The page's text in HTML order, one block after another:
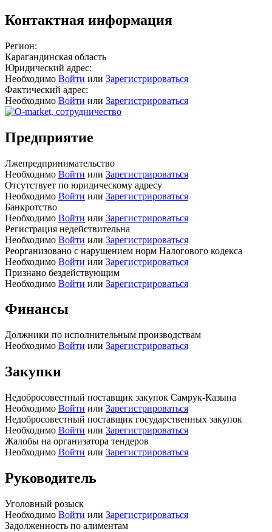
Контактная информация
Регион:
Карагандинская область
Юридический адрес:
Необходимо Войти или Зарегистрироваться
Фактический адрес:
Необходимо Войти или Зарегистрироваться
Предприятие
Лжепредпринимательство
Необходимо Войти или Зарегистрироваться
Отсутствует по юридическому адресу
Необходимо Войти или Зарегистрироваться
Банкротство
Необходимо Войти или Зарегистрироваться
Регистрация недействительна
Необходимо Войти или Зарегистрироваться
Реорганизовано с нарушением норм Налогового кодекса
Необходимо Войти или Зарегистрироваться
Признано бездействующим
Необходимо Войти или Зарегистрироваться
Финансы
Должники по исполнительным производствам
Необходимо Войти или Зарегистрироваться
Закупки
Недобросовестный поставщик закупок Самрук-Казына
Необходимо Войти или Зарегистрироваться
Недобросовестный поставщик государственных закупок
Необходимо Войти или Зарегистрироваться
Жалобы на организатора тендеров
Необходимо Войти или Зарегистрироваться
Руководитель
Уголовный розыск
Необходимо Войти или Зарегистрироваться
Задолженность по алиментам